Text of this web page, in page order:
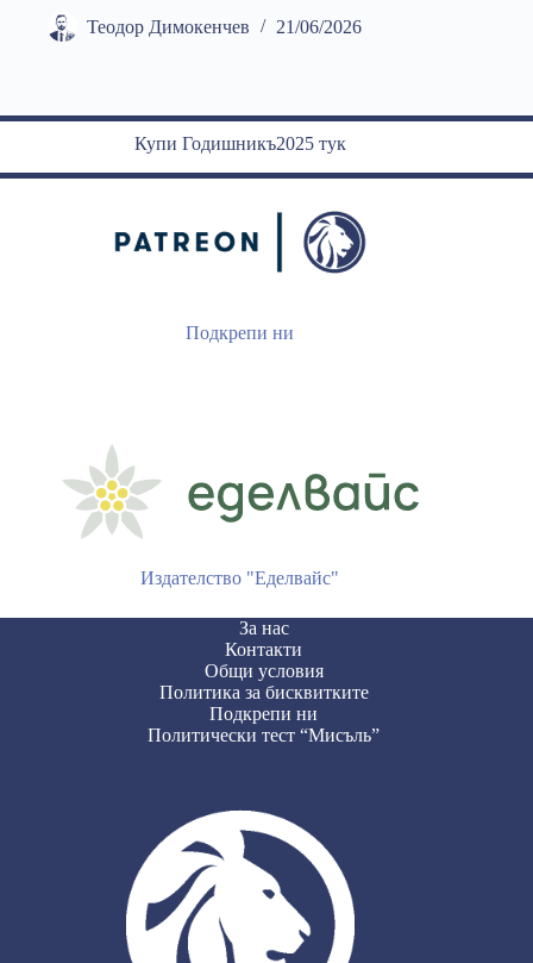
Теодор Димокенчев 21/06/2026
Купи Годишникъ2025 тук
Подкрепи ни
Издателство "Еделвайс"
За нас
Контакти
Общи условия
Политика за бисквитките
Подкрепи ни
Политически тест “Мисъль”